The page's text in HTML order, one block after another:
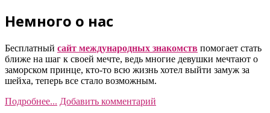
Немного о нас
Бесплатный сайт международных знакомств помогает стать
ближе на шаг к своей мечте, ведь многие девушки мечтают о
заморском принце, кто-то всю жизнь хотел выйти замуж за
шейха, теперь все стало возможным.
Подробнее... Добавить комментарий